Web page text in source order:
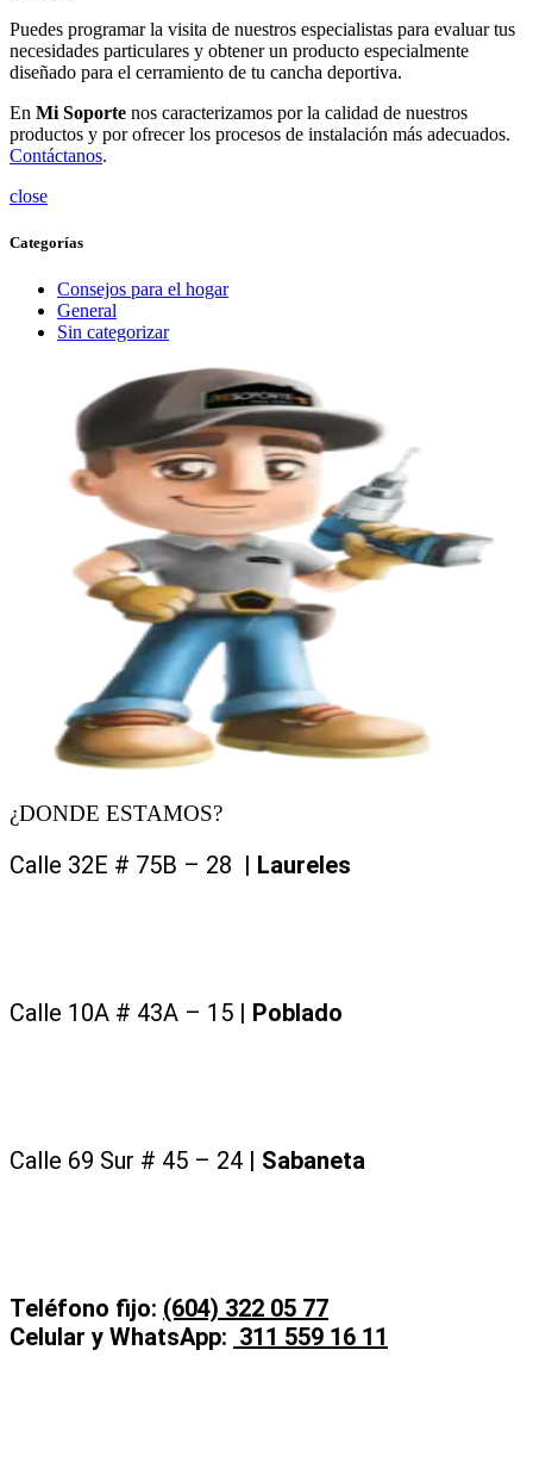
Puedes programar la visita de nuestros especialistas para evaluar tus
necesidades particulares y obtener un producto especialmente
diseñado para el cerramiento de tu cancha deportiva.
En Mi Soporte nos caracterizamos por la calidad de nuestros
productos y por ofrecer los procesos de instalación más adecuados.
Contáctanos.
close
Categorías
Consejos para el hogar
General
Sin categorizar
¿DONDE ESTAMOS?
Calle 32E # 75B – 28 | Laureles
Calle 10A # 43A – 15 | Poblado
Calle 69 Sur # 45 – 24 | Sabaneta
Teléfono fijo: (604) 322 05 77
Celular y WhatsApp: 311 559 16 11